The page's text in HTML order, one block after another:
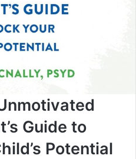
Guide to
Potential